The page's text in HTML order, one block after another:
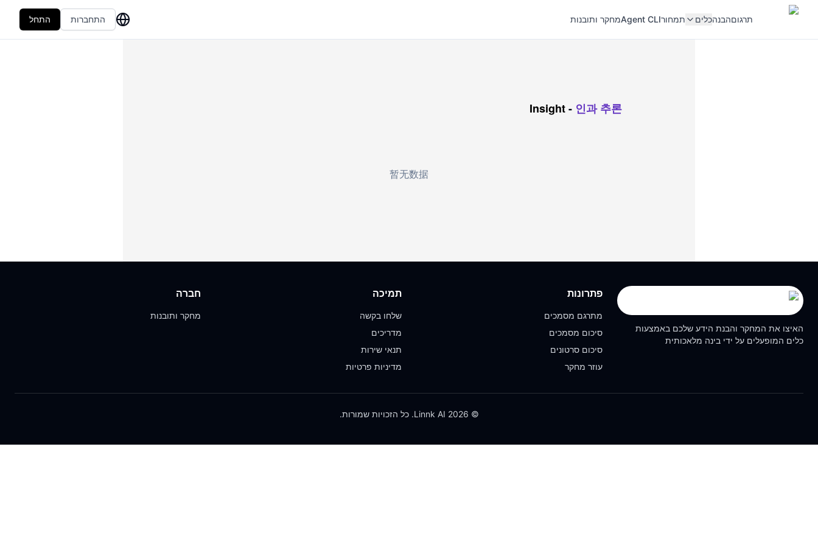
תרגוםהבנהכלים תמחורAgent CLIמחקר ותובנות התחברות התחל
Insight- 인과 추론
暂无数据
האיצו את המחקר והבנת הידע שלכם באמצעות
כלים המופעלים על ידי בינה מלאכותית
פתרונות
מתרגם מסמכים
סיכום מסמכים
סיכום סרטונים
עוזר מחקר
תמיכה
שלחו בקשה
מדריכים
תנאי שירות
מדיניות פרטיות
חברה
מחקר ותובנות
© 2026 Linnk AI. כל הזכויות שמורות.